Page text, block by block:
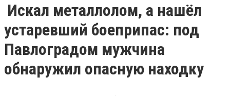
Искал металлолом, а нашёл
устаревший боеприпас: под
Павлоградом мужчина
обнаружил опасную находку